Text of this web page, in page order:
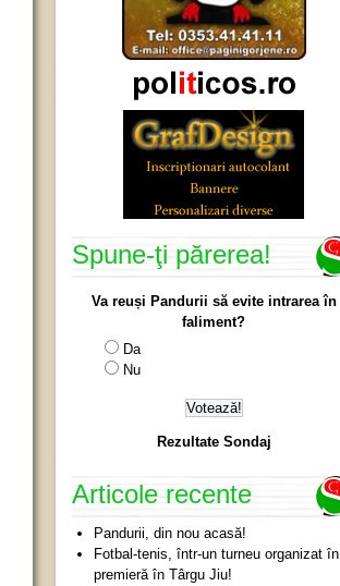
Spune-ţi părerea!
Va reuși Pandurii să evite intrarea în
faliment?
Da
Nu
Rezultate Sondaj
Articole recente
Pandurii, din nou acasă!
Fotbal-tenis, într-un turneu organizat în
premieră în Târgu Jiu!